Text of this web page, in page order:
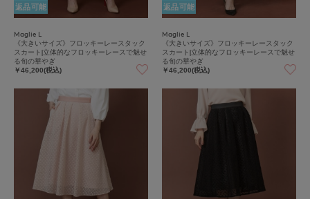
返品可能
Maglie L
《大きいサイズ》フロッキーレースタック
スカート|立体的なフロッキーレースで魅せ
る旬の華やぎ
￥46,200(税込)
返品可能
Maglie L
《大きいサイズ》フロッキーレースタック
スカート|立体的なフロッキーレースで魅せ
る旬の華やぎ
￥46,200(税込)